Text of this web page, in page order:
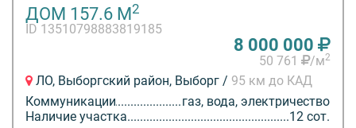
ДОМ 157.6 М2
ID 13510798883819185
8 000 000
50 761 /м2
ЛО, Выборгский район, Выборг / 95 км до КАД
Коммуникации
газ, вода, электричество
Наличие участка
12 сот.